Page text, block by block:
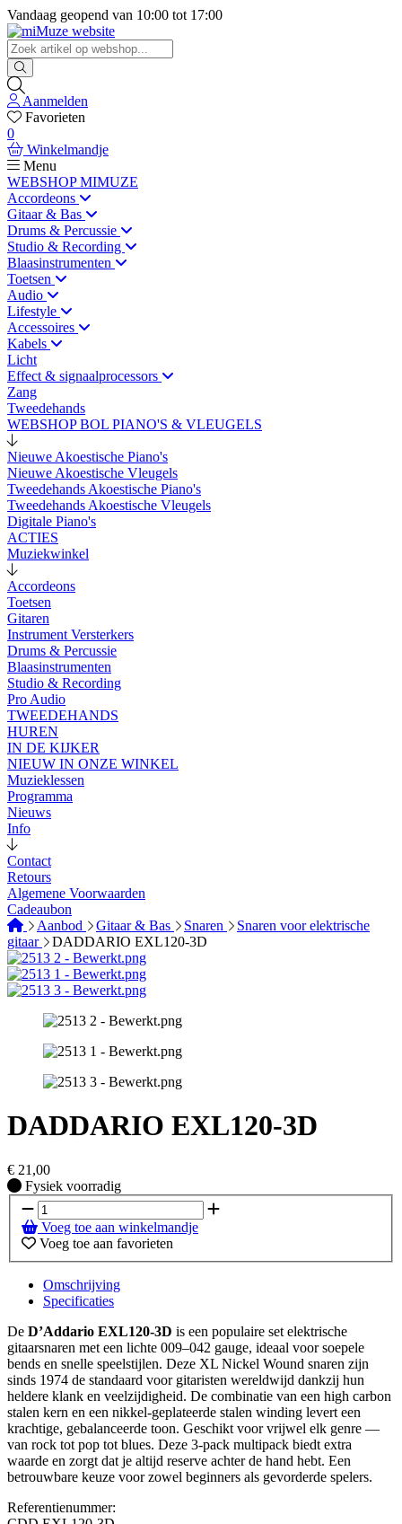
Vandaag geopend van 10:00 tot 17:00
Aanmelden
Favorieten
0
Winkelmandje
Menu
WEBSHOP MIMUZE
Accordeons
Gitaar & Bas
Drums & Percussie
Studio & Recording
Blaasinstrumenten
Toetsen
Audio
Lifestyle
Accessoires
Kabels
Licht
Effect & signaalprocessors
Zang
Tweedehands
WEBSHOP BOL PIANO'S & VLEUGELS
Nieuwe Akoestische Piano's
Nieuwe Akoestische Vleugels
Tweedehands Akoestische Piano's
Tweedehands Akoestische Vleugels
Digitale Piano's
ACTIES
Muziekwinkel
Accordeons
Toetsen
Gitaren
Instrument Versterkers
Drums & Percussie
Blaasinstrumenten
Studio & Recording
Pro Audio
TWEEDEHANDS
HUREN
IN DE KIJKER
NIEUW IN ONZE WINKEL
Muzieklessen
Programma
Nieuws
Info
Contact
Retours
Algemene Voorwaarden
Cadeaubon
Aanbod
Gitaar & Bas Snaren
Snaren voor elektrische
gitaar
DADDARIO EXL120-3D
DADDARIO EXL120-3D
€ 21,00
Fysiek voorradig
Fysiek voorradig
Voeg toe aan winkelmandje
Voeg toe aan favorieten
Omschrijving
Specificaties
De D’Addario EXL120-3D is een populaire set elektrische
gitaarsnaren met een lichte 009–042 gauge, ideaal voor soepele
bends en snelle speelstijlen. Deze XL Nickel Wound snaren zijn
sinds 1974 de standaard voor gitaristen wereldwijd dankzij hun
heldere klank en veelzijdigheid. De combinatie van een high carbon
stalen kern en een nikkel-geplateerde stalen winding levert een
krachtige, gebalanceerde toon. Geschikt voor vrijwel elk genre —
van rock tot pop tot blues. Deze 3-pack multipack biedt extra
waarde en zorgt dat je altijd reserve achter de hand hebt. Een
betrouwbare keuze voor zowel beginners als gevorderde spelers.
Referentienummer: